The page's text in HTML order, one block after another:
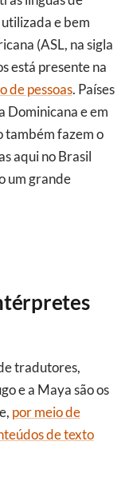
e bem
(ASL, na sigla
está presente na
de pessoas. Países
Dominicana e em
também fazem o
aqui no Brasil
um grande
e a Maya são os
por meio de
de texto